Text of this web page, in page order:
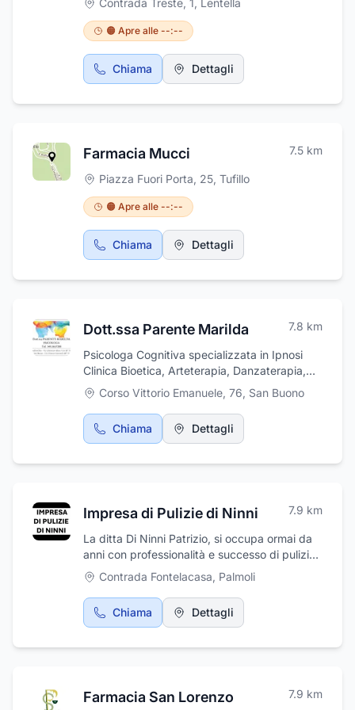
Lentella (CH) . Grazie alla volontà
imprenditoriale di Pietro e Gaetano Del
Borrello e alla passione ereditata 50 anni, la
società si occupa di movimento terra,
fornitura inerti, demolizioni, trasporti in conto
Treste Scavi possiede tutte le autorizzazioni
Contrada Treste, 1, Lentella
🟠 Apre alle --:--
Chiama Dettagli
Farmacia Mucci 7.5 km
Piazza Fuori Porta, 25, Tufillo
🟠 Apre alle --:--
Chiama Dettagli
Dott.ssa Parente Marilda 7.8 km
Psicologa Cognitiva specializzata in Ipnosi
Clinica Bioetica, Arteterapia, Danzaterapia,
Counseling Psicologico e Coaching
Professionale
Corso Vittorio Emanuele, 76, San Buono
Chiama Dettagli
Impresa di Pulizie di Ninni 7.9 km
La ditta Di Ninni Patrizio, si occupa ormai da
anni con professionalità e successo di pulizie
sia civili che industriali, pulizie di
appartamenti, di condomini e di uffici. Offre
servizi di pulizia per qualsiasi tipo di evento e
manifestazione. Inoltre, si occupa di
Contrada Fontelacasa, Palmoli
Chiama Dettagli
Farmacia San Lorenzo 7.9 km